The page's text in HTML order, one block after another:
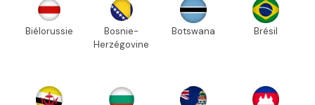
Biélorussie
Bosnie-
Herzégovine
Botswana Brésil